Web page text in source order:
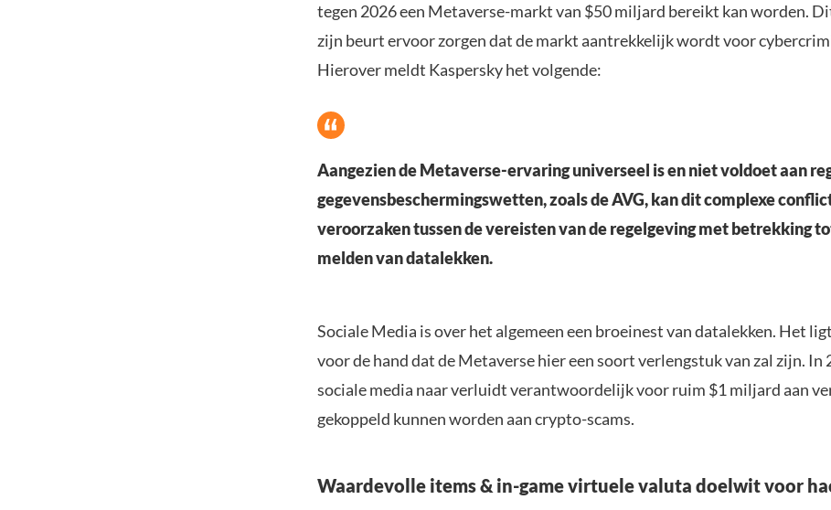
tegen 2026 een Metaverse-markt van $50 miljard bereikt kan worden.
zijn beurt ervoor zorgen dat de markt aantrekkelijk wordt voor
Hierover meldt Kaspersky het volgende:
Aangezien de Metaverse-ervaring universeel is en niet voldoet aan
gegevensbeschermingswetten, zoals de AVG, kan dit complexe
veroorzaken tussen de vereisten van de regelgeving met betrekking
melden van datalekken.
Sociale Media is over het algemeen een broeinest van datalekken. Het
voor de hand dat de Metaverse hier een soort verlengstuk van zal zijn. In
sociale media naar verluidt verantwoordelijk voor ruim $1 miljard aan
gekoppeld kunnen worden aan crypto-scams.
Waardevolle items & in-game virtuele valuta doelwit voor